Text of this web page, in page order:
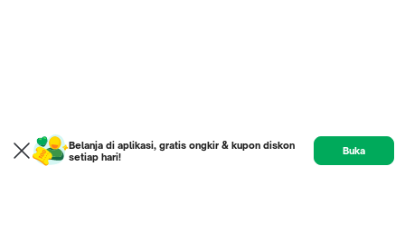
Belanja di aplikasi, gratis ongkir & kupon diskon
setiap hari!
Buka